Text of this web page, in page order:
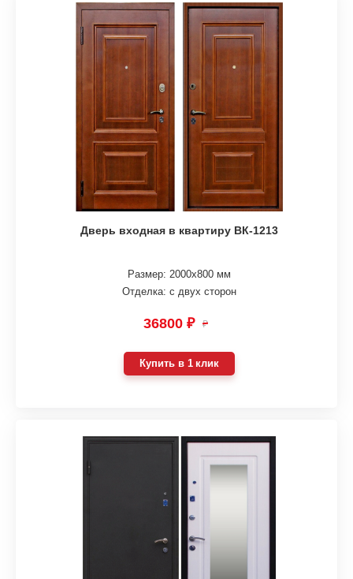
Дверь входная в квартиру ВК-1213
Размер: 2000х800 мм
Отделка: с двух сторон
36800 ₽ ₽
Купить в 1 клик